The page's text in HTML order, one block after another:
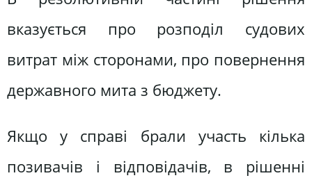
вказується про розподіл судових
витрат між сторонами, про повернення
державного мита з бюджету.
Якщо у справі брали участь кілька
позивачів і відповідачів, в рішенні